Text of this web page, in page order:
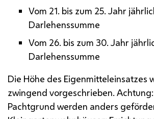
Vom 21. bis zum 25. Jahr
Darlehenssumme
Vom 26. bis zum 30. Jahr
Darlehenssumme
Die Höhe des Eigenmitteleinsatzes
zwingend vorgeschrieben.
Pachtgrund werden anders